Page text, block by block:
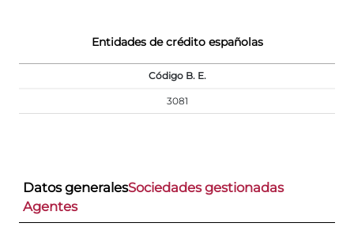
Entidades de crédito españolas
Código B. E.
3081
Datos generalesSociedades gestionadas
Agentes